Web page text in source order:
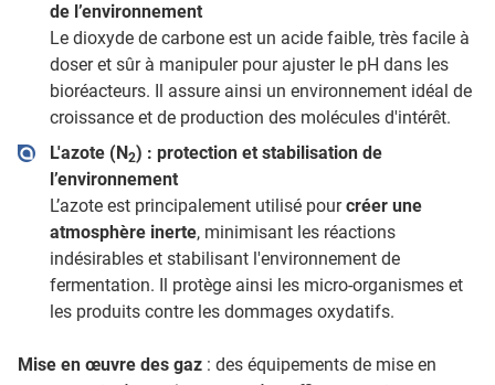
de l’environnement
Le dioxyde de carbone est un acide faible, très facile à
doser et sûr à manipuler pour ajuster le pH dans les
bioréacteurs. Il assure ainsi un environnement idéal de
croissance et de production des molécules d'intérêt.
L'azote (N2) : protection et stabilisation de
l’environnement
L’azote est principalement utilisé pourcréer une
atmosphère inerte, minimisant les réactions
indésirables et stabilisant l'environnement de
fermentation. Il protège ainsi les micro-organismes et
les produits contre les dommages oxydatifs.
Mise en œuvre des gaz : des équipements de mise en